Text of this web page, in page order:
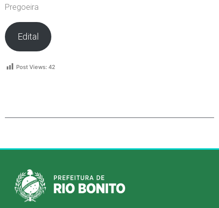
Pregoeira
Edital
Post Views: 42